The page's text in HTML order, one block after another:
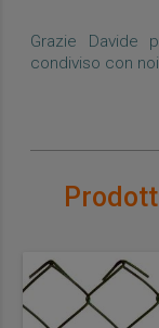
Grazie Davide
condiviso con